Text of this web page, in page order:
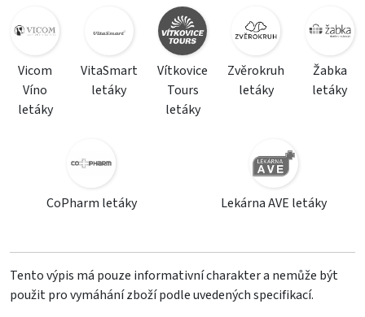
Vicom
Víno
letáky
VitaSmart
letáky
Vítkovice
Tours
letáky
Zvěrokruh
letáky
Žabka
letáky
CoPharm letáky Lekárna AVE letáky
Tento výpis má pouze informativní charakter a nemůže být
použit pro vymáhání zboží podle uvedených specifikací.